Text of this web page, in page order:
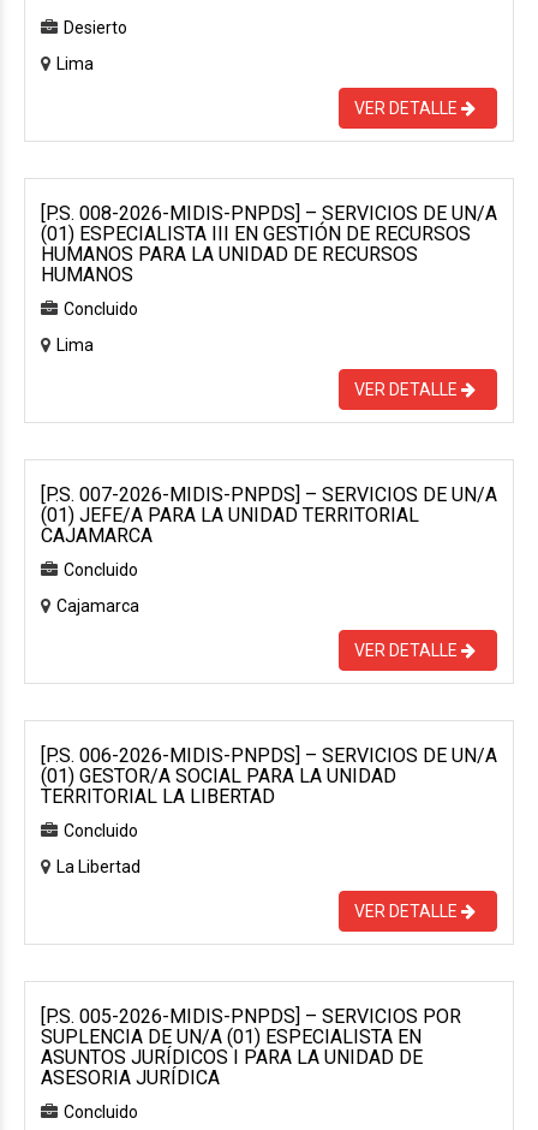
Desierto
Lima
VER DETALLE
[P.S. 008-2026-MIDIS-PNPDS] – SERVICIOS DE UN/A
(01) ESPECIALISTA III EN GESTIÓN DE RECURSOS
HUMANOS PARA LA UNIDAD DE RECURSOS
HUMANOS
Concluido
Lima
VER DETALLE
[P.S. 007-2026-MIDIS-PNPDS] – SERVICIOS DE UN/A
(01) JEFE/A PARA LA UNIDAD TERRITORIAL
CAJAMARCA
Concluido
Cajamarca
VER DETALLE
[P.S. 006-2026-MIDIS-PNPDS] – SERVICIOS DE UN/A
(01) GESTOR/A SOCIAL PARA LA UNIDAD
TERRITORIAL LA LIBERTAD
Concluido
La Libertad
VER DETALLE
[P.S. 005-2026-MIDIS-PNPDS] – SERVICIOS POR
SUPLENCIA DE UN/A (01) ESPECIALISTA EN
ASUNTOS JURÍDICOS I PARA LA UNIDAD DE
ASESORIA JURÍDICA
Concluido